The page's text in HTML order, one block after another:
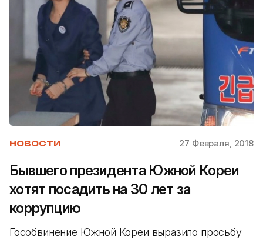
НОВОСТИ 27 Февраля, 2018
Бывшего президента Южной Кореи
хотят посадить на 30 лет за
коррупцию
Гособвинение Южной Кореи выразило просьбу